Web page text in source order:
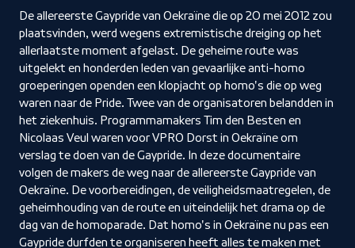
De allereerste Gaypride van Oekraïne die op 20 mei 2012 zou
plaatsvinden, werd wegens extremistische dreiging op het
allerlaatste moment afgelast. De geheime route was
uitgelekt en honderden leden van gevaarlijke anti-homo
groeperingen openden een klopjacht op homo's die op weg
waren naar de Pride. Twee van de organisatoren belandden in
het ziekenhuis. Programmamakers Tim den Besten en
Nicolaas Veul waren voor VPRO Dorst in Oekraïne om
verslag te doen van de Gaypride. In deze documentaire
volgen de makers de weg naar de allereerste Gaypride van
Oekraïne. De voorbereidingen, de veiligheidsmaatregelen, de
geheimhouding van de route en uiteindelijk het drama op de
dag van de homoparade. Dat homo's in Oekraïne nu pas een
Gaypride durfden te organiseren heeft alles te maken met